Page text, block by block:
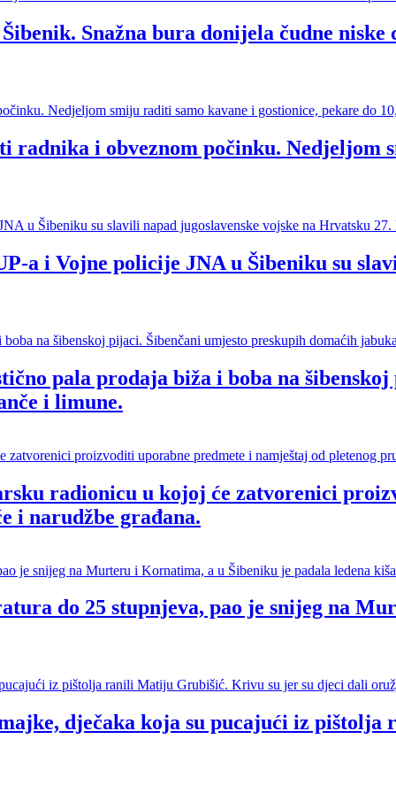
Snažna bura donijela čudne niske
radnika i obveznom počinku. Nedjeljom
a i Vojne policije JNA u Šibeniku su
pala prodaja biža i boba na
i limune.
radionicu u kojoj će zatvorenici
i narudžbe građana.
do 25 stupnjeva, pao je snijeg na
dječaka koja su pucajući iz